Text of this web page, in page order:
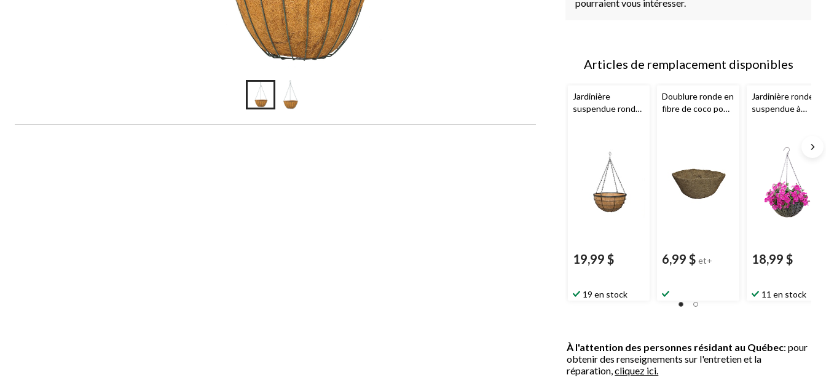
pourraient vous intéresser.
Articles de remplacement disponibles
Jardinière
suspendue ronde
coco, 14 po
19,99 $
19 en stock
Doublure ronde en
fibre de coco pour
6,99 $ et+
Jardinière ronde
suspendue à
chaîne, 14 po
18,99 $
11 en stock
À l'attention des personnes résidant au Québec: pour
obtenir des renseignements sur l'entretien et la
réparation,cliquez ici.